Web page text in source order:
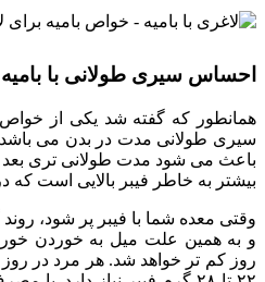
احساس سیری طولانی با بامیه
همانطور که گفته شد یکی از خواص
سیری طولانی مدت در بدن می
باعث می شود مدت طولانی تری بعد
بیشتر به خاطر فیبر بالایی است که
وقتی معده شما با فیبر پر شود،
و به همین علت میل به خوردن